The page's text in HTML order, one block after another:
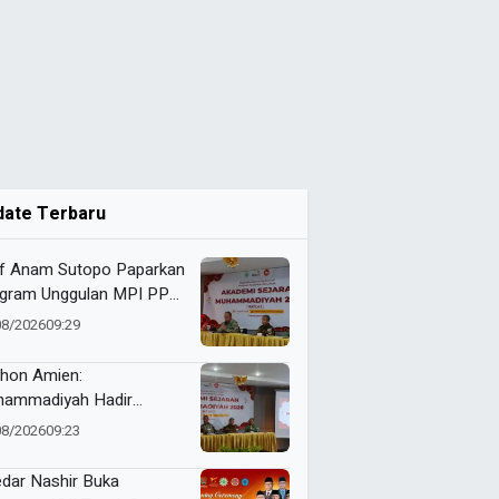
Terbaru
Anam Sutopo Paparkan
Unggulan MPI PP
202609:29
Amien:
Hadir
Akidah
202609:23
Nashir Buka